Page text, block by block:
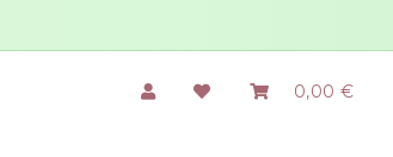
0,00 €